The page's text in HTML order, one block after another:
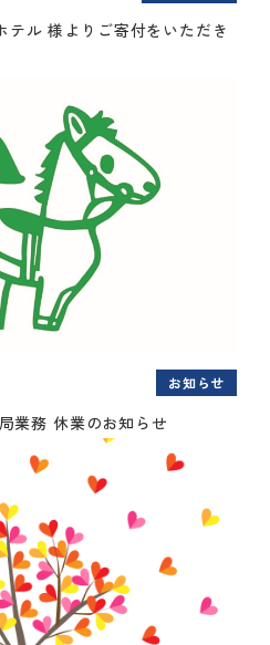
テル 様よりご寄付をいただき
お知らせ
業務 休業のお知らせ